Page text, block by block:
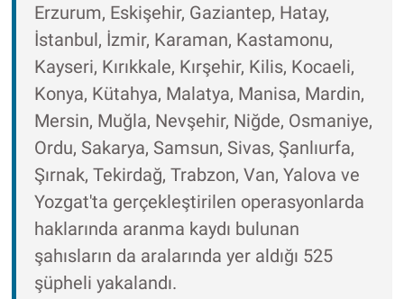
Erzurum, Eskişehir, Gaziantep, Hatay,
İstanbul, İzmir, Karaman, Kastamonu,
Kayseri, Kırıkkale, Kırşehir, Kilis, Kocaeli,
Konya, Kütahya, Malatya, Manisa, Mardin,
Mersin, Muğla, Nevşehir, Niğde, Osmaniye,
Ordu, Sakarya, Samsun, Sivas, Şanlıurfa,
Şırnak, Tekirdağ, Trabzon, Van, Yalova ve
Yozgat'ta gerçekleştirilen operasyonlarda
haklarında aranma kaydı bulunan
şahısların da aralarında yer aldığı 525
şüpheli yakalandı.